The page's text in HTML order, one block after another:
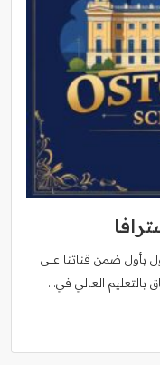
بأول ضمن قناتنا على
بالتعليم العالي في…